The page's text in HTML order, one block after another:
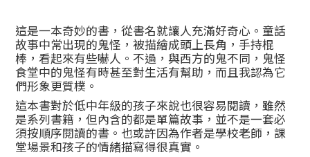
這是一本奇妙的書，從書名就讓人充滿好奇心。童話
故事中常出現的鬼怪，被描繪成頭上長角，手持棍
棒，看起來有些嚇人。不過，與西方的鬼不同，鬼怪
食堂中的鬼怪有時甚至對生活有幫助，而且我認為它
們形象更質樸。
這本書對於低中年級的孩子來說也很容易閱讀，雖然
是系列書籍，但內含的都是單篇故事，並不是一套必
須按順序閱讀的書。也或許因為作者是學校老師，課
堂場景和孩子的情緒描寫得很真實。